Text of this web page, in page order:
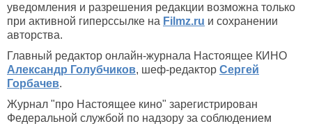
уведомления и разрешения редакции возможна только
при активной гиперссылке на Filmz.ru и сохранении
авторства.
Главный редактор онлайн-журнала Настоящее КИНО
Александр Голубчиков, шеф-редактор Сергей
Горбачев.
Журнал "про Настоящее кино" зарегистрирован
Федеральной службой по надзору за соблюдением